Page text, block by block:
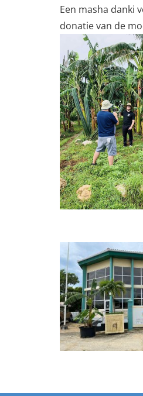
Een masha danki
donatie van de